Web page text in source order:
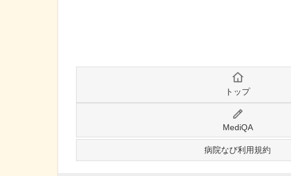
トップ
MediQA
病院なび利用規約